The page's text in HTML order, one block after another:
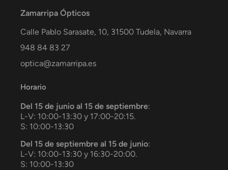
Zamarripa Ópticos
Calle Pablo Sarasate, 10, 31500 Tudela, Navarra
948 84 83 27
optica@zamarripa.es
Horario
Del 15 de junio al 15 de septiembre:
L-V: 10:00-13:30 y 17:00-20:15.
S: 10:00-13:30
Del 15 de septiembre al 15 de junio:
L-V: 10:00-13:30 y 16:30-20:00.
S: 10:00-13:30